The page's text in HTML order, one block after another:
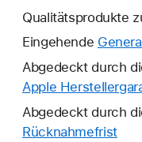
Qualitätsprodukte
Eingehende
Abgedeckt durch
Apple
Abgedeckt durch
RücknahmefristEin